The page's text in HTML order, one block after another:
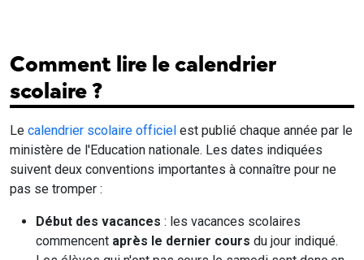
Comment lire le calendrier
scolaire ?
Le calendrier scolaire officiel est publié chaque année par le
ministère de l'Education nationale. Les dates indiquées
suivent deux conventions importantes à connaître pour ne
pas se tromper :
Début des vacances : les vacances scolaires
commencent après le dernier cours du jour indiqué.